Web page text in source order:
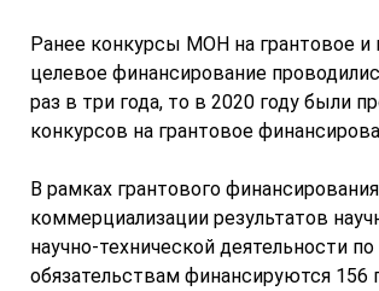
Ранее конкурсы МОН на грантовое и
целевое финансирование
раз в три года, то в 2020 году были
конкурсов на грантовое
В рамках грантового
коммерциализации результатов
научно-технической деятельности по
обязательствам финансируются 156